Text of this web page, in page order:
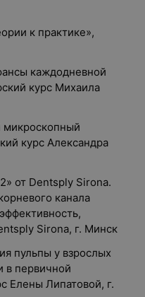
к практике»,
каждодневной
курс Михаила
микроскопный
курс Александра
от Dentsply Sirona.
канала
Sirona, г. Минск
пульпы у взрослых
в первичной
Елены Липатовой, г.